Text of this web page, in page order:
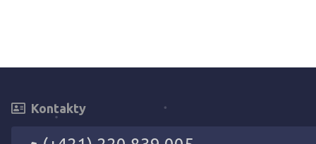
Kontakty